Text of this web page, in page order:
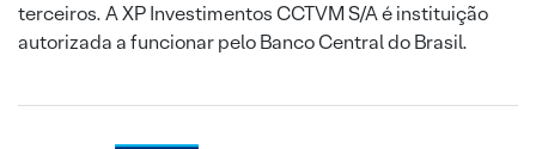
terceiros. A XP Investimentos CCTVM S/A é instituição
autorizada a funcionar pelo Banco Central do Brasil.